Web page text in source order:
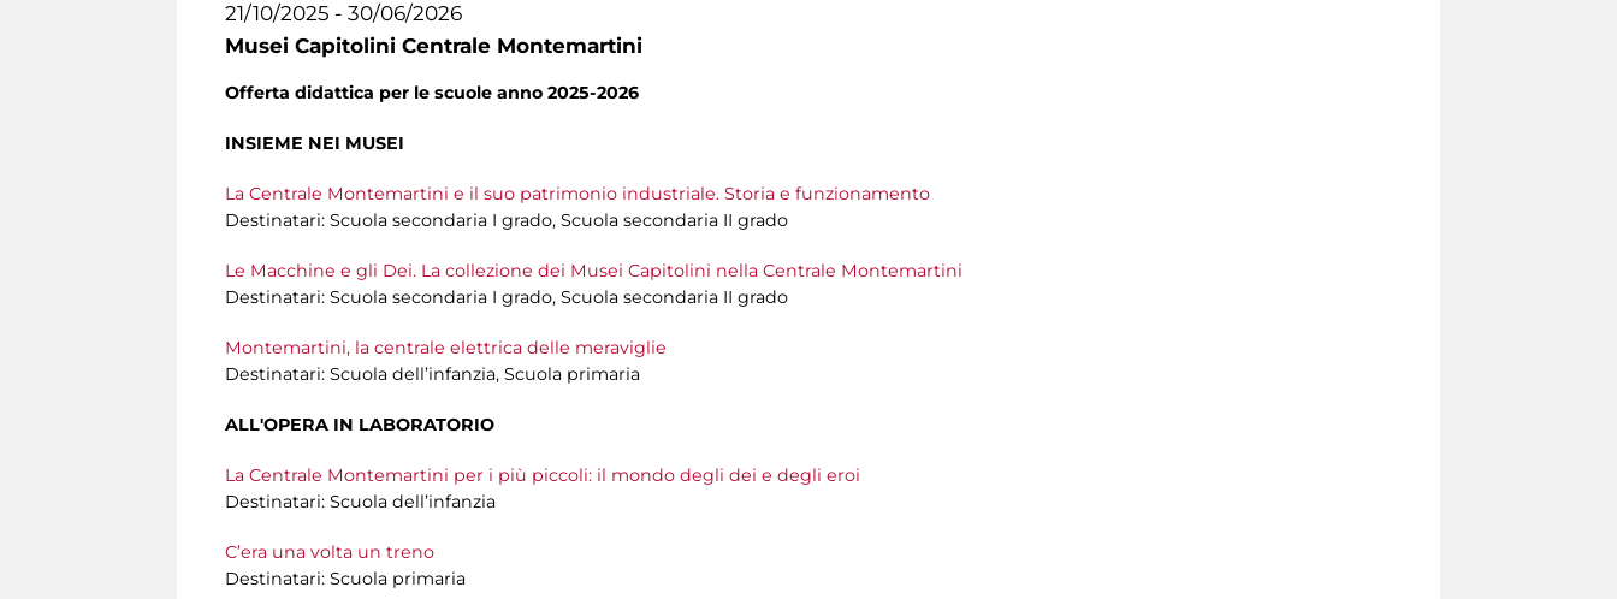
21/10/2025 - 30/06/2026
Musei Capitolini Centrale Montemartini
Offerta didattica per le scuole anno 2025-2026
INSIEME NEI MUSEI
La Centrale Montemartini e il suo patrimonio industriale. Storia e funzionamento
Destinatari: Scuola secondaria I grado, Scuola secondaria II grado
Le Macchine e gli Dei. La collezione dei Musei Capitolini nella Centrale Montemartini
Destinatari: Scuola secondaria I grado, Scuola secondaria II grado
Montemartini, la centrale elettrica delle meraviglie
Destinatari: Scuola dell’infanzia, Scuola primaria
ALL'OPERA IN LABORATORIO
La Centrale Montemartini per i più piccoli: il mondo degli dei e degli eroi
Destinatari: Scuola dell’infanzia
C’era una volta un treno
Destinatari: Scuola primaria